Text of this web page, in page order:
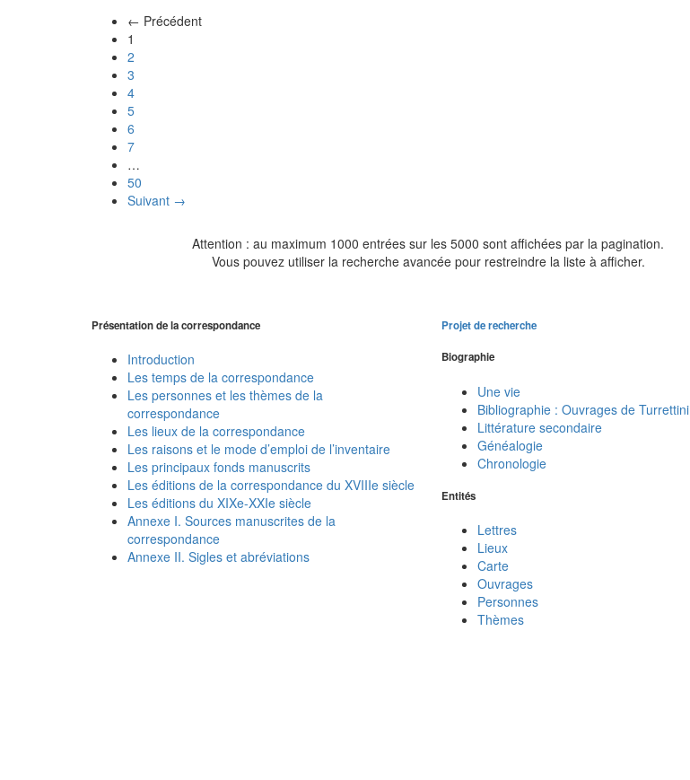
← Précédent
1
2
3
4
5
6
7
…
50
Suivant →
Attention : au maximum 1000 entrées sur les 5000 sont affichées par la pagination.
Vous pouvez utiliser la recherche avancée pour restreindre la liste à afficher.
Présentation de la correspondance
Introduction
Les temps de la correspondance
Les personnes et les thèmes de la
correspondance
Les lieux de la correspondance
Les raisons et le mode d’emploi de l’inventaire
Les principaux fonds manuscrits
Les éditions de la correspondance du XVIIIe siècle
Les éditions du XIXe-XXIe siècle
Annexe I. Sources manuscrites de la
correspondance
Annexe II. Sigles et abréviations
Projet de recherche
Biographie
Une vie
Bibliographie : Ouvrages de Turrettini
Littérature secondaire
Généalogie
Chronologie
Entités
Lettres
Lieux
Carte
Ouvrages
Personnes
Thèmes